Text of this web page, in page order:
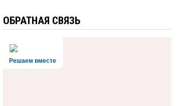
ОБРАТНАЯ СВЯЗЬ
Решаем вместе